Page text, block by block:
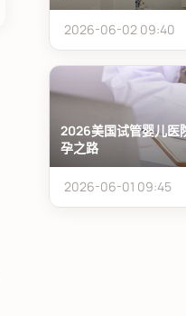
2026-06-02 09:40
2026美国试管婴儿医
孕之路
2026-06-01 09:45